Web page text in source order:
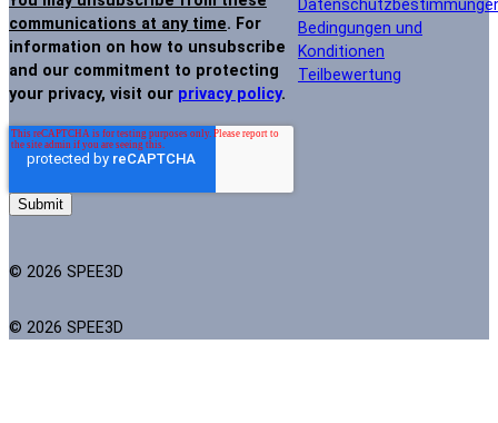
communications at any time. For
information on how to unsubscribe
and our commitment to protecting
your privacy, visit our privacy policy.
© 2026 SPEE3D
Bedingungen und
Konditionen
Teilbewertung
© 2026 SPEE3D